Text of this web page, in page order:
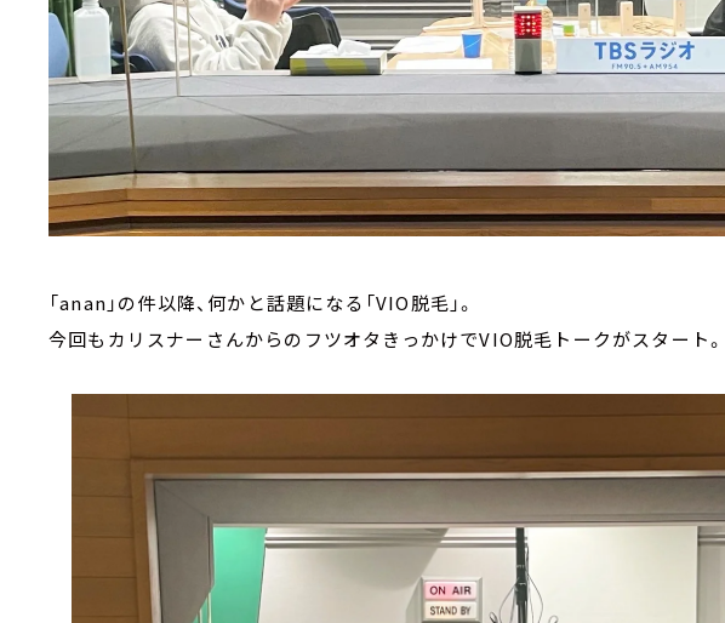
「anan」の件以降、何かと話題になる「VIO脱毛」。
今回もカリスナーさんからのフツオタきっかけでVIO脱毛トークがスタート。